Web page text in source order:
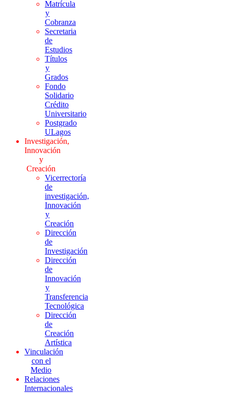
Matrícula
y
Cobranza
Secretaria
de
Estudios
Títulos
y
Grados
Fondo
Solidario
Crédito
Universitario
Postgrado
ULagos
Investigación,
Innovación
y
Creación
Vicerrectoría
de
investigación,
Innovación
y
Creación
Dirección
de
Investigación
Dirección
de
Innovación
y
Transferencia
Tecnológica
Dirección
de
Creación
Artística
Vinculación
con el
Medio
Relaciones
Internacionales